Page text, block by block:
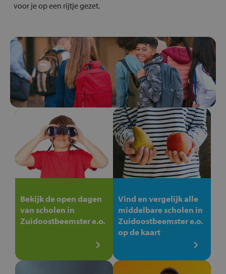
voor je op een rijtje gezet.
Bekijk de open dagen
van scholen in
Zuidoostbeemster e.o.
Vind en vergelijk alle
middelbare scholen in
Zuidoostbeemster e.o.
op de kaart